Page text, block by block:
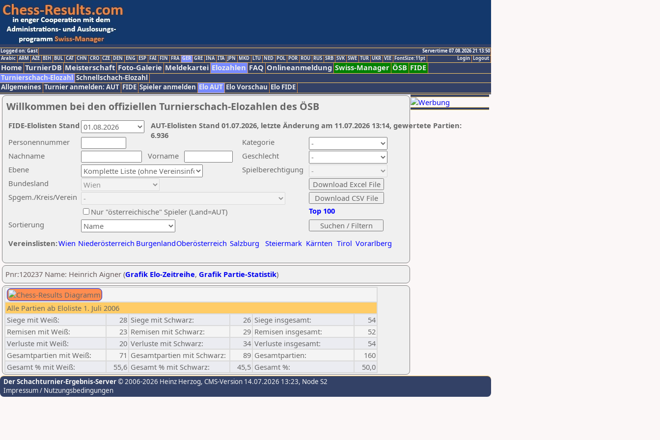
Logged on: Gast
Servertime 07.08.2026 21:13:50
Logout
Login
Arabic ARM AZE BIH BUL CAT CHN CRO CZE DEN ENG ESP FAI FIN FRA GER GRE INA ITA JPN MKD LTU NED POL POR ROU RUS SRB SVK SWE TUR UKR VIE FontSize:11pt
Home TurnierDB Meisterschaft Foto-Galerie Meldekartei Elozahlen FAQ Onlineanmeldung Swiss-Manager ÖSB FIDE
Turnierschach-Elozahl Schnellschach-Elozahl
Allgemeines Turnier anmelden: AUT FIDE Spieler anmelden Elo AUT Elo Vorschau Elo FIDE
Willkommen bei den offiziellen Turnierschach-Elozahlen des ÖSB
Nachname
Vorname
Ebene
Kategorie
Sortierung
Personennummer
Bundesland
Spgem./Kreis/Verein
Geschlecht
Nur "österreichische" Spieler (Land=AUT)
Spielberechtigung
Vereinslisten:Wien Niederösterreich BurgenlandOberösterreich Salzburg Steiermark Kärnten Tirol Vorarlberg
Top 100
AUT-Elolisten Stand 01.07.2026, letzte Änderung am 11.07.2026 13:14, gewertete Partien:
6.936
FIDE-Elolisten Stand
Pnr:120237 Name: Heinrich Aigner (Grafik Elo-Zeitreihe, Grafik Partie-Statistik)
Alle Partien ab Eloliste 1. Juli 2006
Siege mit Weiß:
28 Siege mit Schwarz: 26 Siege insgesamt:
54
Remisen mit Weiß:
23 Remisen mit Schwarz: 29 Remisen insgesamt:
52
Verluste mit Weiß:
20 Verluste mit Schwarz: 34 Verluste insgesamt:
54
Gesamtpartien mit Weiß:
71 Gesamtpartien mit Schwarz: 89 Gesamtpartien:
160
Gesamt % mit Weiß:
55,6 Gesamt % mit Schwarz: 45,5 Gesamt %: 50,0
Der Schachturnier-Ergebnis-Server© 2006-2026 Heinz Herzog, CMS-Version 14.07.2026 13:23, Node S2
Impressum / Nutzungsbedingungen